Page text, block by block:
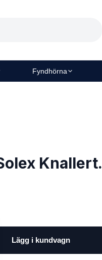
Fyndhörna
Knallert.
Lägg i kundvagn